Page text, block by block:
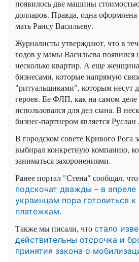
появилось две машины
долларов. Правда, одна
мать Раису Васильеву.
Журналисты утверждают, что в
годов у мамы Васильева появился
несколько квартир. А еще женщина
бизнесами, которые напрямую
"ритуальщиками", которым несут
героев. Ее ФЛП, как на самом деле
использовался для дел сына. В
бизнес-партнером является Руслан
В городском совете Кривого Рога
выбирал конкретную компанию,
заниматься захоронениями.
Ранее портал "Стена" сообщал, что
подскочат дважды – в
украинцам пора готовиться
платежкам.
Также мы писали, что стало
действительны отсрочка и
принятия закона о